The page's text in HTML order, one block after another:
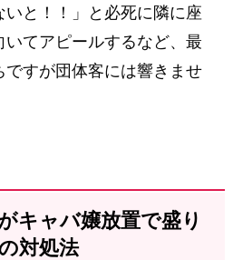
いと！！」と必死に隣に座
いてアピールするなど、最
すが団体客には響きませ
キャバ嬢放置で盛り
対処法